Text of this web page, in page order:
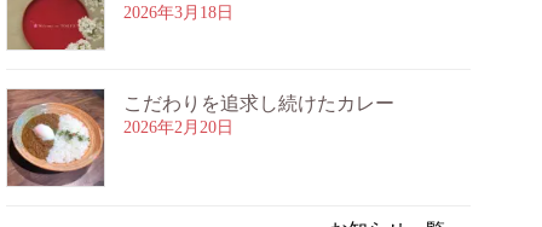
リム旅行者・ベジタリアン旅行者向け
2026年3月18日
こだわりを追求し続けたカレー
2026年2月20日